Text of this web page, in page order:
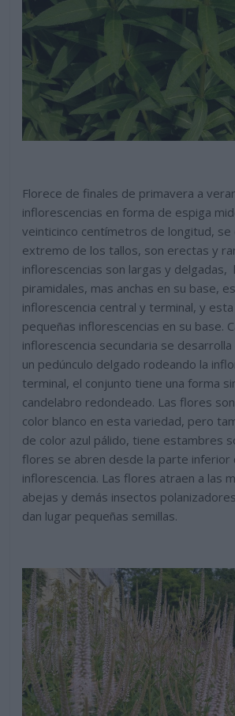
Florece de finales de primavera a
inflorescencias en forma de espiga
veinticinco centímetros de longitud, se
extremo de los tallos, son erectas y
inflorescencias son largas y delgadas,
piramidales, mas anchas en su base,
inflorescencia central y terminal, y
pequeñas inflorescencias en su base.
inflorescencia secundaria se
un pedúnculo delgado rodeando la
terminal, el conjunto tiene una forma
candelabro redondeado. Las flores
color blanco en esta variedad, pero
de color azul pálido, tiene estambres
flores se abren desde la parte inferior
inflorescencia. Las flores atraen a las
abejas y demás insectos
dan lugar pequeñas semillas.